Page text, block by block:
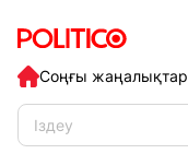
Соңғы жаңалықтар